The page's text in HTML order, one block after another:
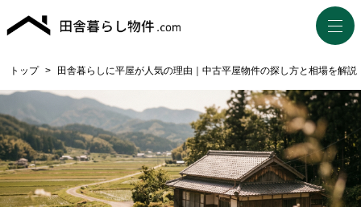
トップ > 田舎暮らしに平屋が人気の理由｜中古平屋物件の探し方と相場を解説